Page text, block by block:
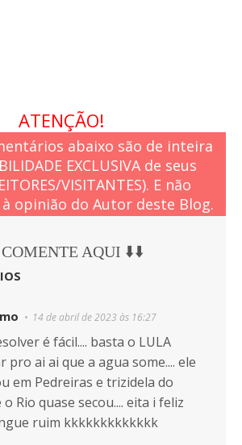
ATENÇÃO!
abaixo são de inteira
EXCLUSIVA de seus
VISITANTES). E não
opinião do Autor deste Blog.
AQUI ⬇️⬇️
14 de abril de 2023 às 16:27
é fácil.... basta o LULA
pro ai ai que a agua some.... ele
em Pedreiras e trizidela do
o Rio quase secou.... eita i feliz
ruim kkkkkkkkkkkkk